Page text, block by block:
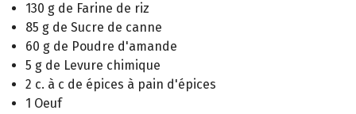
130 g de Farine de riz
85 g de Sucre de canne
60 g de Poudre d'amande
5 g de Levure chimique
2 c. à c de épices à pain d'épices
1 Oeuf